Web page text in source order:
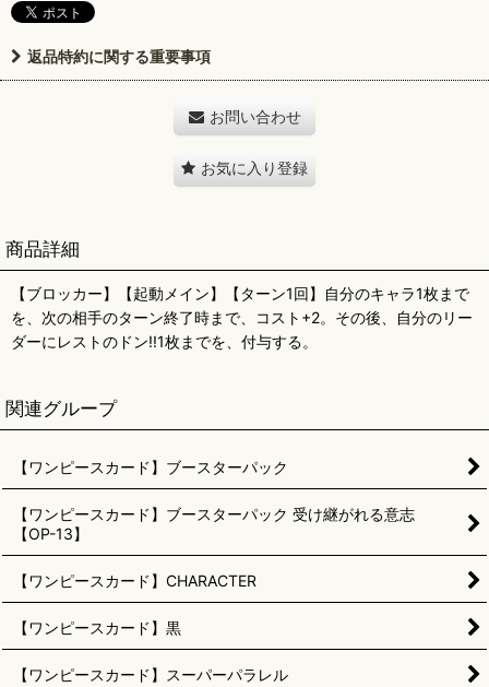
返品特約に関する重要事項
お問い合わせ
お気に入り登録
商品詳細
【ブロッカー】【起動メイン】【ターン1回】自分のキャラ1枚まで
を、次の相手のターン終了時まで、コスト+2。その後、自分のリー
ダーにレストのドン!!1枚までを、付与する。
関連グループ
【ワンピースカード】ブースターパック
【ワンピースカード】ブースターパック 受け継がれる意志
【OP-13】
【ワンピースカード】CHARACTER
【ワンピースカード】黒
【ワンピースカード】スーパーパラレル